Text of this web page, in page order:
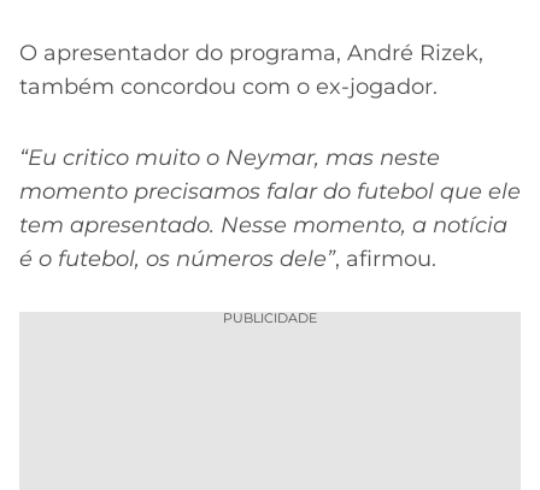
O apresentador do programa, André Rizek,
também concordou com o ex-jogador.
“Eu critico muito o Neymar, mas neste
momento precisamos falar do futebol que ele
tem apresentado. Nesse momento, a notícia
é o futebol, os números dele”, afirmou.
PUBLICIDADE